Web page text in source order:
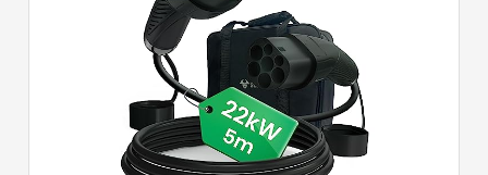
vos panneaux solaires.